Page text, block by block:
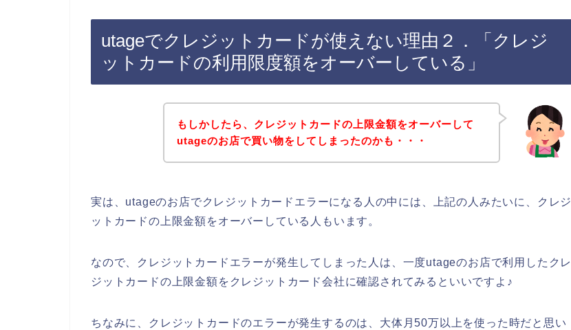
utageでクレジットカードが使えない理由２．「クレジ
ットカードの利用限度額をオーバーしている」
もしかしたら、クレジットカードの上限金額をオーバーして
utageのお店で買い物をしてしまったのかも・・・
実は、utageのお店でクレジットカードエラーになる人の中には、上記の人みたいに、クレジ
ットカードの上限金額をオーバーしている人もいます。
なので、クレジットカードエラーが発生してしまった人は、一度utageのお店で利用したクレ
ジットカードの上限金額をクレジットカード会社に確認されてみるといいですよ♪
ちなみに、クレジットカードのエラーが発生するのは、大体月50万以上を使った時だと思い